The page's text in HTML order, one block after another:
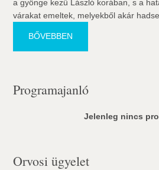
a gyönge kezű László korában, s a
várakat emeltek, melyekből akár
BŐVEBBEN
Programajanló
Jelenleg nincs
Orvosi ügyelet